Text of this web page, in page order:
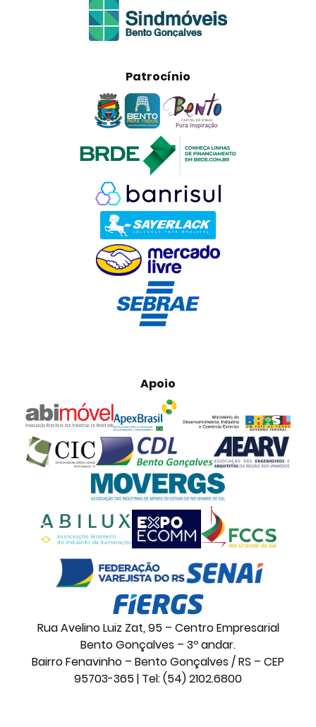
Patrocínio
Apoio
Rua Avelino Luiz Zat, 95 – Centro Empresarial
Bento Gonçalves – 3º andar.
Bairro Fenavinho – Bento Gonçalves / RS – CEP
95703-365 | Tel: (54) 2102.6800